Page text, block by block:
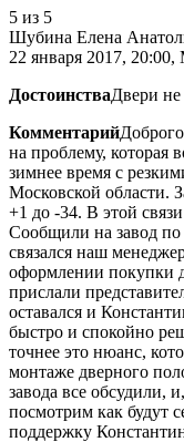
5 из 5
Шубина Елена
22 января 2017, 20:00,
ДостоинстваДвери не
Комментарий
на проблему, которая
зимнее время с
Московской области.
+1 до -34. В этой
Сообщили на завод
связался наш
оформлении покупки
прислали
оставался и
быстро и спокойно
точнее это нюанс,
монтаже дверного
завода все обсудили,
посмотрим как будут
поддержку